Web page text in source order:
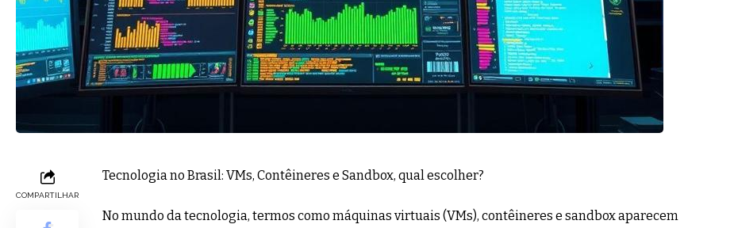
COMPARTILHAR
Tecnologia no Brasil: VMs, Contêineres e Sandbox, qual escolher?
No mundo da tecnologia, termos como máquinas virtuais (VMs), contêineres e sandbox aparecem